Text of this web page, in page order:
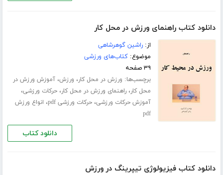
دانلود کتاب راهنمای ورزش در محل کار
از:راشین گوهرشاهی
موضوع:کتاب‌های ورزشی
۳۹ صفحه
برچسب‌ها: ورزش در محل کار، ورزش،آموزش ورزش در
محل کار،راهنمای ورزش در محل کار،حرکات ورزشی،
آموزش حرکات ورزشی،حرکات ورزشی pdf ، انواع ورزش
pdf
دانلود کتاب
دانلود کتاب فیزیولوژی تیپرینگ در ورزش